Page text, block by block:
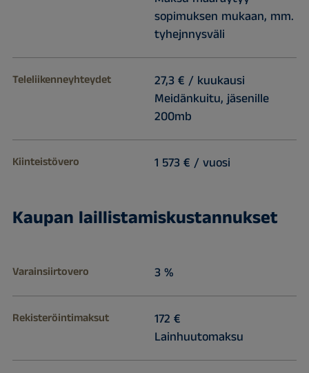
sopimuksen mukaan, mm.
tyhejnnysväli
Teleliikenneyhteydet
27,3 € / kuukausi
Meidänkuitu, jäsenille
200mb
Kiinteistövero 1 573 € / vuosi
Kaupan laillistamiskustannukset
Varainsiirtovero 3 %
Rekisteröintimaksut
172 €
Lainhuutomaksu